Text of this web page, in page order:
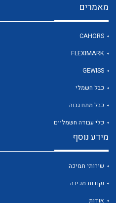
לכל מוצרי היצרן
מאמרים
CAHORS
FLEXIMARK
GEWISS
כבל חשמלי
כבל מתח גבוה
כלי עבודה חשמליים
מידע נוסף
שירותי תמיכה
נקודות מכירה
אודות